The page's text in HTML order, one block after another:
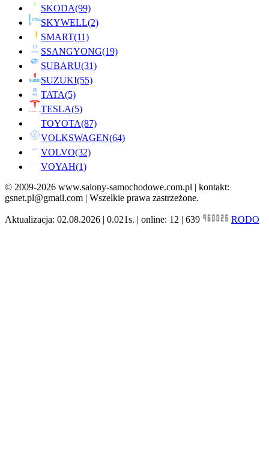
SKODA(99)
SKYWELL(2)
SMART(11)
SSANGYONG(19)
SUBARU(31)
SUZUKI(55)
TATA(5)
TESLA(5)
TOYOTA(87)
VOLKSWAGEN(64)
VOLVO(32)
VOYAH(1)
© 2009-2026 www.salony-samochodowe.com.pl | kontakt:
gsnet.pl@gmail.com | Wszelkie prawa zastrzeżone.
Aktualizacja: 02.08.2026 | 0.021s. | online: 12 | 639 RODO